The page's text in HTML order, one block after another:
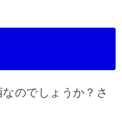
のでしょうか？さ